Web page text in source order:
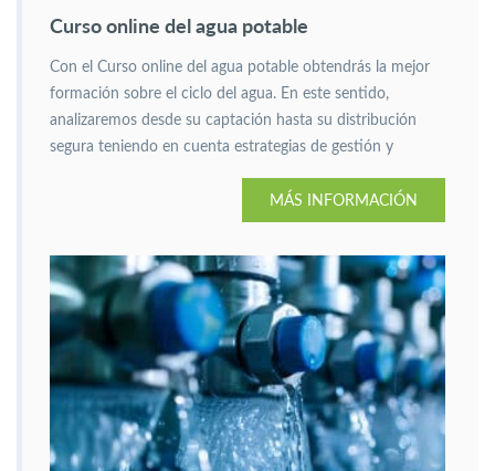
Curso online del agua potable
Con el Curso online del agua potable obtendrás la mejor
formación sobre el ciclo del agua. En este sentido,
analizaremos desde su captación hasta su distribución
segura teniendo en cuenta estrategias de gestión y
MÁS INFORMACIÓN